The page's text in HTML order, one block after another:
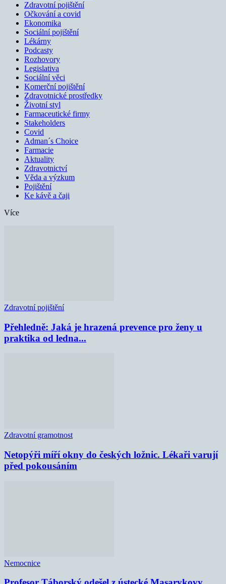
Zdravotní pojištění
Očkování a covid
Ekonomika
Sociální pojištění
Lékárny
Podcasty
Rozhovory
Legislativa
Sociální věci
Komerční pojištění
Zdravotnické prostředky
Životní styl
Farmaceutické firmy
Stakeholders
Covid
Adman´s Choice
Farmacie
Aktuality
Zdravotnictví
Věda a výzkum
Pojištění
Ke kávě a čaji
Více
Zdravotní pojištění
Přehledně: Jaká je hrazená prevence pro ženy u
praktika od ledna...
Zdravotní gramotnost
Netopýři míří okny do českých ložnic. Lékaři varují
před pokousáním
Nemocnice